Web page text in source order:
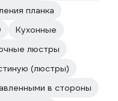
планка
Кухонные
люстры
(люстры)
в стороны